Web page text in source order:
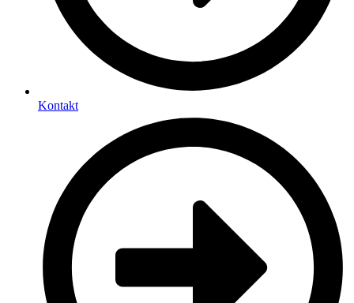
Kontakt